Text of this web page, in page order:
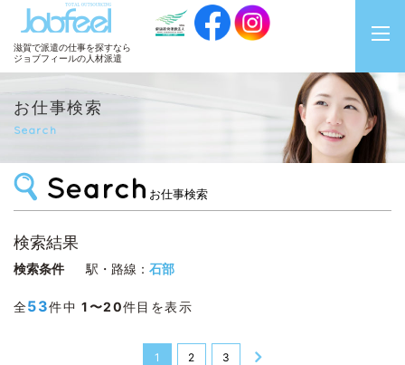
JobFeel
滋賀で派遣の仕事を探すなら
ジョブフィールの人材派遣
お仕事検索
Search
お仕事検索
検索結果
検索条件 駅・路線： 石部
全53件中1〜20件目を表示
1 2 3